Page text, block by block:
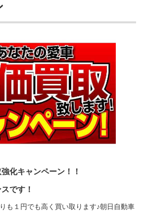
化キャンペーン！！
です！
も１円でも高く買い取ります♪朝日自動車